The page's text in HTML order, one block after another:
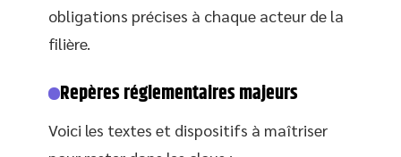
obligations précises à chaque acteur de la
filière.
Repères réglementaires majeurs
Voici les textes et dispositifs à maîtriser